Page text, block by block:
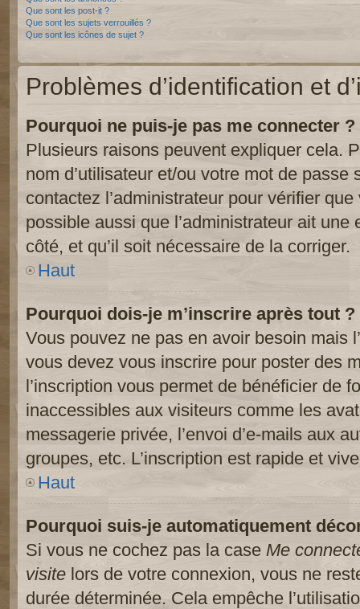
Que sont les post-it ?
Que sont les sujets verrouillés ?
Que sont les icônes de sujet ?
Problèmes d’identification et
Pourquoi ne puis-je pas me connecter ?
Plusieurs raisons peuvent expliquer cela.
nom d’utilisateur et/ou votre mot de passe
contactez l’administrateur pour vérifier
possible aussi que l’administrateur ait
côté, et qu’il soit nécessaire de la corriger.
Haut
Pourquoi dois-je m’inscrire après tout ?
Vous pouvez ne pas en avoir besoin mais
vous devez vous inscrire pour poster des
l’inscription vous permet de bénéficier de
inaccessibles aux visiteurs comme les
messagerie privée, l’envoi d’e-mails aux
groupes, etc. L’inscription est rapide et
Haut
Pourquoi suis-je automatiquement
Si vous ne cochez pas la case Me
visite lors de votre connexion, vous ne
durée déterminée. Cela empêche